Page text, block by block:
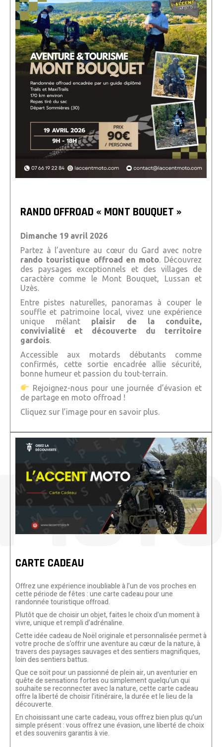
RANDO OFFROAD « MONT BOUQUET »
Dimanche 19 avril 2026
Partez à l’aventure au cœur du Gard avec notre
rando touristique offroad en moto. Découvrez
des paysages exceptionnels et des villages de
caractère comme le Mont Bouquet, Lussan et
Uzès.
Entre pistes naturelles, panoramas à couper le
souffle et patrimoine local, vivez une expérience
unique mêlant plaisir de la conduite,
convivialité et découverte du territoire
gardois.
Accessible aux motards débutants comme
confirmés, cette sortie encadrée allie sécurité,
bonne humeur et passion du tout-terrain.
Rejoignez-nous pour une journée d’évasion et
de partage en moto offroad !
Cliquez sur l’image pour en savoir plus.
CARTE CADEAU
Offrez une expérience inoubliable à l’un de vos proches en
cette période de fêtes : une carte cadeau pour une
randonnée touristique offroad.
Plutôt que de choisir un objet, faites le choix d’un moment à
vivre, unique et rempli d’adrénaline.
Cette idée cadeau de Noël originale et personnalisée permet à
votre proche de s’offrir une aventure au cœur de la nature, à
travers des paysages sauvages et des sentiers magnifiques,
loin des sentiers battus.
Que ce soit pour un passionné de plein air, un aventurier en
quête de sensations fortes ou simplement quelqu’un qui
souhaite se reconnecter avec la nature, cette carte cadeau
offre la liberté de choisir l’itinéraire, la durée et le lieu de la
découverte.
En choisissant une carte cadeau, vous offrez bien plus qu’un
simple présent : vous offrez une évasion, une liberté de choix
et des souvenirs garantis à vie.